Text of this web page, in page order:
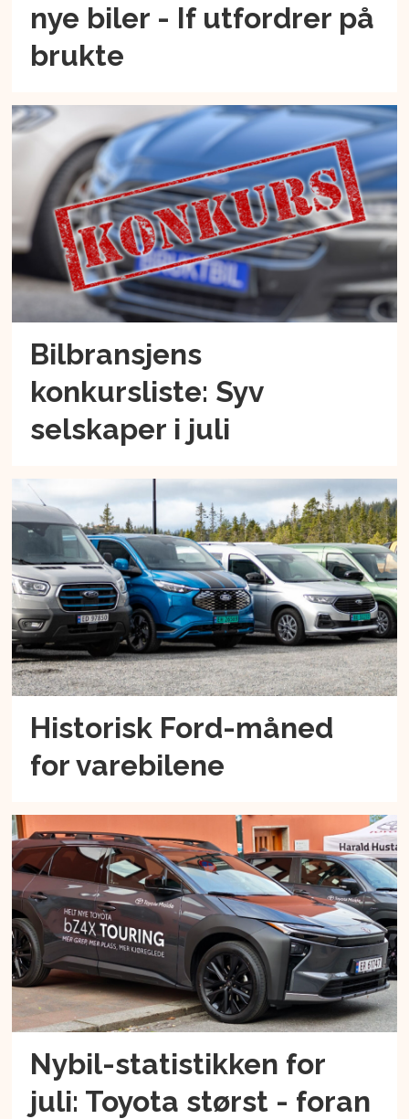
nye biler - If utfordrer på
brukte
Bilbransjens
konkursliste: Syv
selskaper i juli
Historisk Ford-måned
for varebilene
Nybil-statistikken for
juli: Toyota størst - foran